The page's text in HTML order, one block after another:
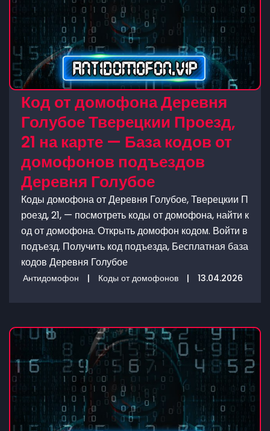
Код от домофона Деревня
Голубое Тверецкии Проезд,
21 на карте — База кодов от
домофонов подъездов
Деревня Голубое
Коды домофона от Деревня Голубое, Тверецкии П
роезд, 21, — посмотреть коды от домофона, найти к
од от домофона. Открыть домофон кодом. Войти в
подъезд. Получить код подъезда, Бесплатная база
кодов Деревня Голубое
Антидомофон | Коды от домофонов | 13.04.2026